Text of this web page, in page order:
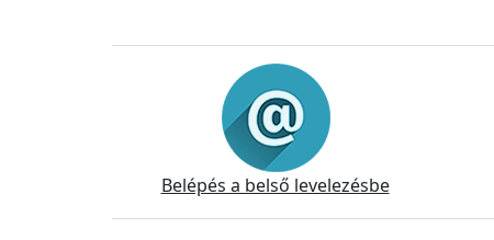
Információk
Belépés a belső levelezésbe